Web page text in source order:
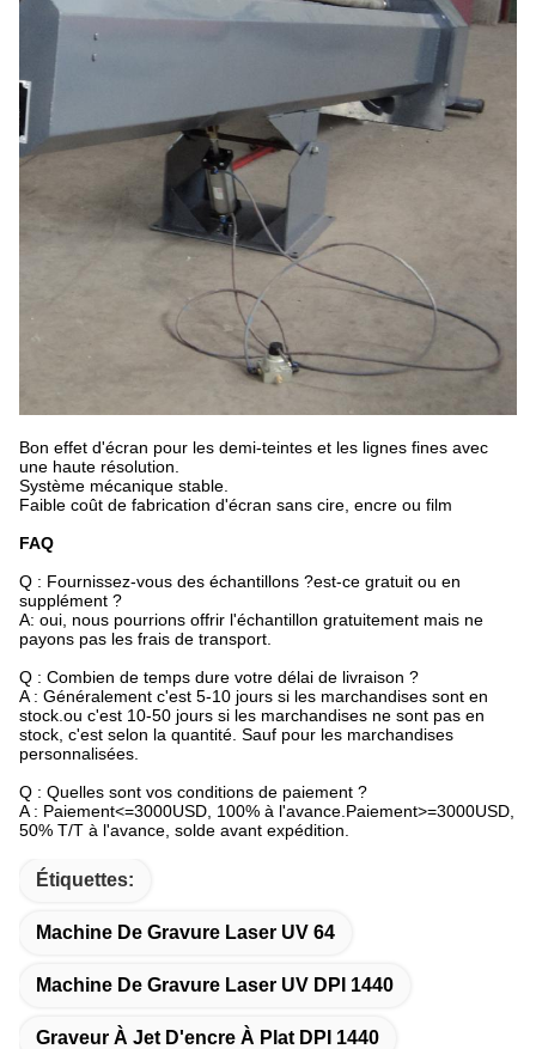
Bon effet d'écran pour les demi-teintes et les lignes fines avec
une haute résolution.
Système mécanique stable.
Faible coût de fabrication d'écran sans cire, encre ou film
FAQ
Q : Fournissez-vous des échantillons ?est-ce gratuit ou en
supplément ?
A: oui, nous pourrions offrir l'échantillon gratuitement mais ne
payons pas les frais de transport.
Q : Combien de temps dure votre délai de livraison ?
A : Généralement c'est 5-10 jours si les marchandises sont en
stock.ou c'est 10-50 jours si les marchandises ne sont pas en
stock, c'est selon la quantité. Sauf pour les marchandises
personnalisées.
Q : Quelles sont vos conditions de paiement ?
A : Paiement<=3000USD, 100% à l'avance.Paiement>=3000USD,
50% T/T à l'avance, solde avant expédition.
Étiquettes:
Machine De Gravure Laser UV 64
Machine De Gravure Laser UV DPI 1440
Graveur À Jet D'encre À Plat DPI 1440